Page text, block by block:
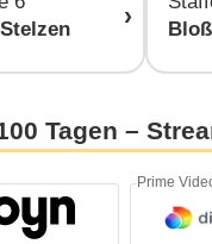
Tagen –
Prime